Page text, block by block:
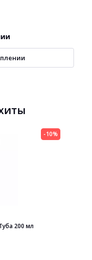
200 мл
-10%